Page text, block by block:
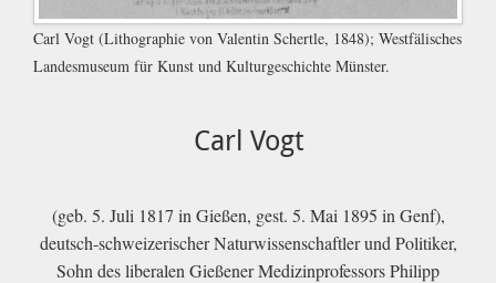
Carl Vogt (Lithographie von Valentin Schertle, 1848); Westfälisches
Landesmuseum für Kunst und Kulturgeschichte Münster.
Carl Vogt
(geb. 5. Juli 1817 in Gießen, gest. 5. Mai 1895 in Genf),
deutsch-schweizerischer Naturwissenschaftler und Politiker,
Sohn des liberalen Gießener Medizinprofessors Philipp